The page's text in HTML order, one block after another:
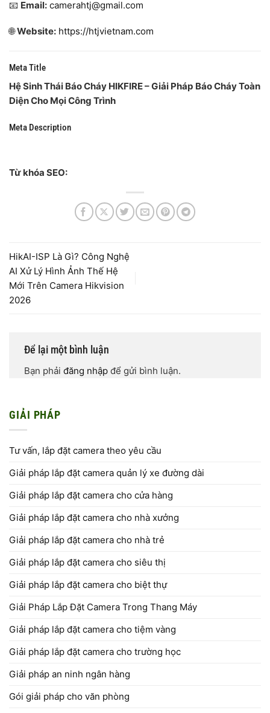
📧 Email: camerahtj@gmail.com
🌐Website: https://htjvietnam.com
Meta Title
Hệ Sinh Thái Báo Cháy HIKFIRE – Giải Pháp Báo Cháy Toàn
Diện Cho Mọi Công Trình
Meta Description
Từ khóa SEO:
HikAI-ISP Là Gì? Công Nghệ
AI Xử Lý Hình Ảnh Thế Hệ
Mới Trên Camera Hikvision
2026
Để lại một bình luận
Bạn phải đăng nhập để gửi bình luận.
GIẢI PHÁP
Tư vấn, lắp đặt camera theo yêu cầu
Giải pháp lắp đặt camera quản lý xe đường dài
Giải pháp lắp đặt camera cho cửa hàng
Giải pháp lắp đặt camera cho nhà xưởng
Giải pháp lắp đặt camera cho nhà trẻ
Giải pháp lắp đặt camera cho siêu thị
Giải pháp lắp đặt camera cho biệt thự
Giải Pháp Lắp Đặt Camera Trong Thang Máy
Giải pháp lắp đặt camera cho tiệm vàng
Giải pháp lắp đặt camera cho trường học
Giải pháp an ninh ngân hàng
Gói giải pháp cho văn phòng